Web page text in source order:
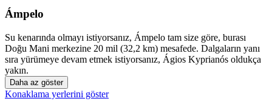
Ámpelo
Su kenarında olmayı istiyorsanız, Ámpelo tam size göre, burası
Doğu Mani merkezine 20 mil (32,2 km) mesafede. Dalgaların yanı
sıra yürümeye devam etmek istiyorsanız, Ágios Kyprianós oldukça
yakın.
Daha az göster
Konaklama yerlerini göster